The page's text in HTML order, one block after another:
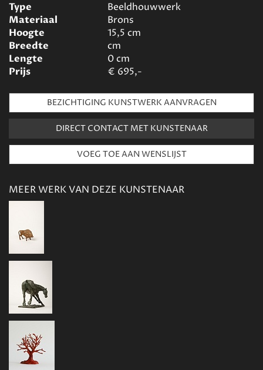
Type
Beeldhouwwerk
Materiaal
Brons
Hoogte
15,5 cm
Breedte
cm
Lengte
0cm
Prijs
€ 695,-
BEZICHTIGING KUNSTWERK AANVRAGEN
DIRECT CONTACT MET KUNSTENAAR
MEER WERK VAN DEZE KUNSTENAAR